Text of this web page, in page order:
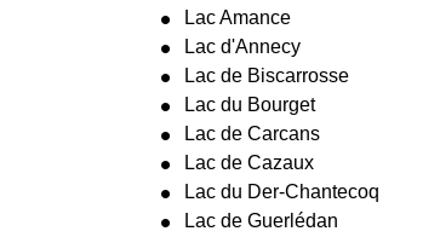
Lac Amance
Lac d'Annecy
Lac de Biscarrosse
Lac du Bourget
Lac de Carcans
Lac de Cazaux
Lac du Der-Chantecoq
Lac de Guerlédan